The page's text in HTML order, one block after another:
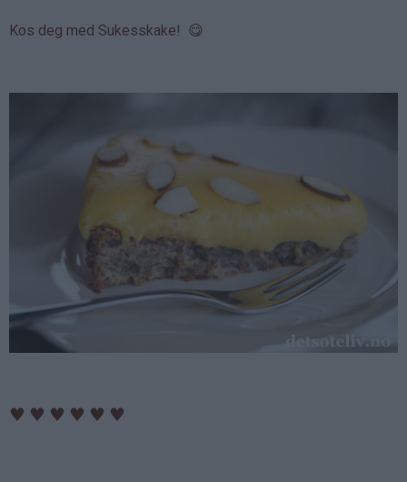
Kos deg med Sukesskake! 😋
♥ ♥ ♥ ♥ ♥ ♥